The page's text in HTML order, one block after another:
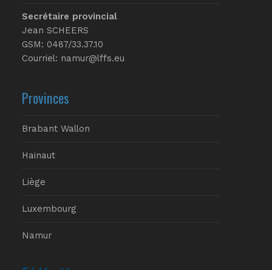
Secrétaire provincial
Jean SCHEERS
GSM: 0487/33.37.10
Courriel: namur@lffs.eu
Provinces
Brabant Wallon
Hainaut
Liège
Luxembourg
Namur